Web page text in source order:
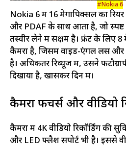
#Nokia 6
Nokia 6 में 16 मेगापिक्सल का
और PDAF के साथ आता है, जो स्पष्ट
तस्वीरें लेने में सक्षम है। फ्रंट के लिए
कैमरा है, जिसमें वाइड-एंगल लेंस और
है। अधिकतर रिव्यूज में, उसने
दिखाया है, खासकर दिन में।
कैमरा फीचर्स और वीडियो
कैमरा में 4K वीडियो रिकॉर्डिंग की
और LED फ्लैश सपोर्ट भी है। इससे